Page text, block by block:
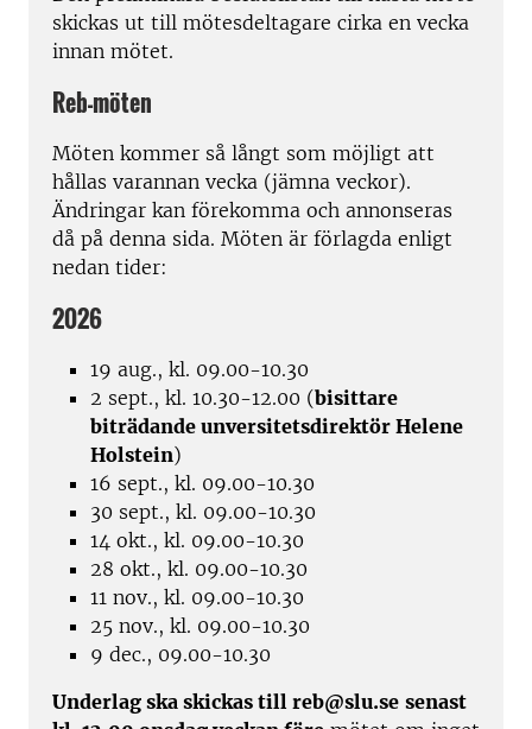
skickas ut till mötesdeltagare cirka en vecka
innan mötet.
Reb-möten
Möten kommer så långt som möjligt att
hållas varannan vecka (jämna veckor).
Ändringar kan förekomma och annonseras
då på denna sida. Möten är förlagda enligt
nedan tider:
2026
19 aug., kl. 09.00-10.30
2 sept., kl. 10.30-12.00 (bisittare
biträdande unversitetsdirektör Helene
Holstein)
16 sept., kl. 09.00-10.30
30 sept., kl. 09.00-10.30
14 okt., kl. 09.00-10.30
28 okt., kl. 09.00-10.30
11 nov., kl. 09.00-10.30
25 nov., kl. 09.00-10.30
9 dec., 09.00-10.30
Underlag ska skickas till reb@slu.se senast